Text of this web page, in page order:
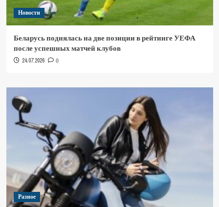
Новости
Беларусь поднялась на две позиции в рейтинге УЕФА
после успешных матчей клубов
24.07.2026 0
Разное